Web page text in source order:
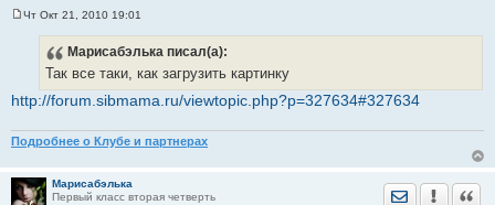
н
е
Чт Окт 21, 2010 19:01
Марисабэлька писал(а):
Так все таки, как загрузить картинку
http://forum.sibmama.ru/viewtopic.php?p=327634#327634
Подробнее о Клубе и партнерах
Марисабэлька
Первый класс вторая четверть
Отправить